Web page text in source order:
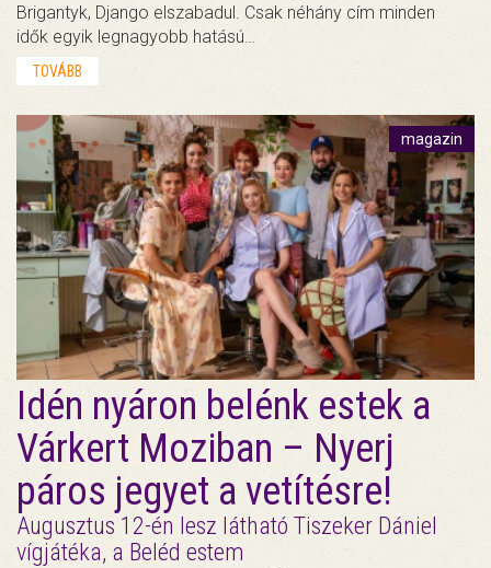
Brigantyk, Django elszabadul. Csak néhány cím minden
idők egyik legnagyobb hatású…
TOVÁBB
magazin
Idén nyáron belénk estek a
Várkert Moziban – Nyerj
páros jegyet a vetítésre!
Augusztus 12-én lesz látható Tiszeker Dániel
vígjátéka, a Beléd estem